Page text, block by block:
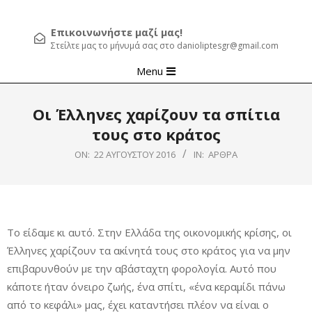
Επικοινωνήστε μαζί μας!
Στείλτε μας το μήνυμά σας στο danioliptesgr@gmail.com
Navigation
Menu
Οι Έλληνες χαρίζουν τα σπίτια
τους στο κράτος
ON: 22 ΑΥΓΟΎΣΤΟΥ 2016 IN: ΆΡΘΡΑ
Το είδαμε κι αυτό. Στην Ελλάδα της οικονομικής κρίσης, οι
Έλληνες χαρίζουν τα ακίνητά τους στο κράτος για να μην
επιβαρυνθούν με την αβάσταχτη φορολογία. Αυτό που
κάποτε ήταν όνειρο ζωής, ένα σπίτι, «ένα κεραμίδι πάνω
από το κεφάλι» μας, έχει καταντήσει πλέον να είναι ο